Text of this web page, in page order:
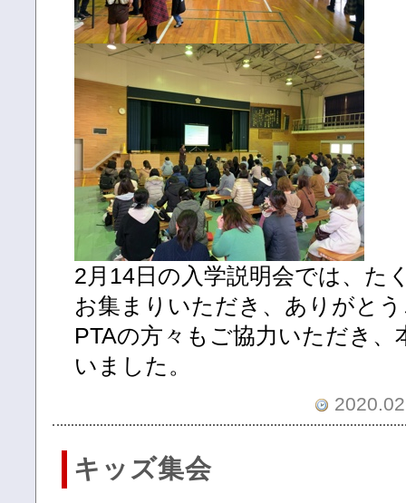
2月14日の入学説明会では、た
お集まりいただき、ありがと
PTAの方々もご協力いただき
いました。
キッズ集会